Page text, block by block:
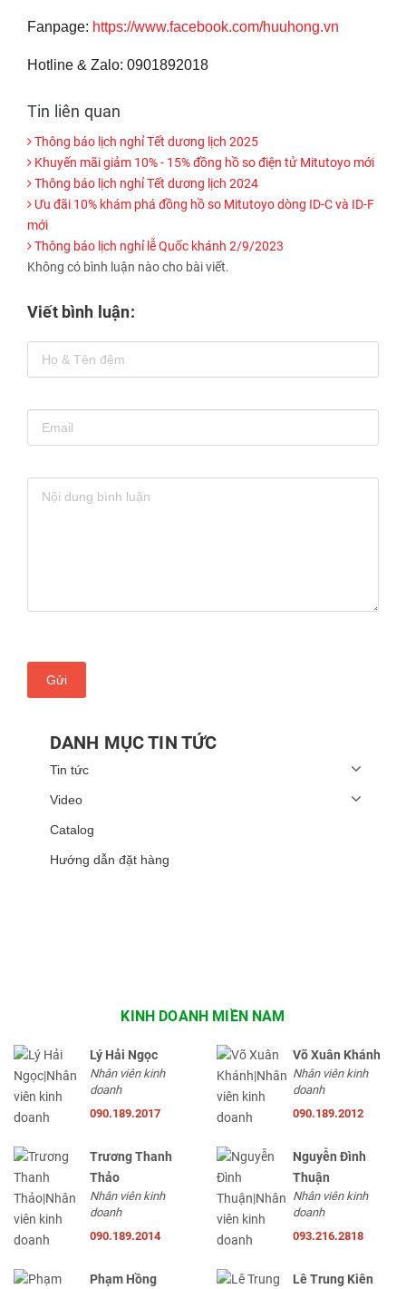
Fanpage: https://www.facebook.com/huuhong.vn
Hotline & Zalo: 0901892018
Tin liên quan
Thông báo lịch nghỉ Tết dương lịch 2025
Khuyến mãi giảm 10% - 15% đồng hồ so điện tử Mitutoyo mới
Thông báo lịch nghỉ Tết dương lịch 2024
Ưu đãi 10% khám phá đồng hồ so Mitutoyo dòng ID-C và ID-F
mới
Thông báo lịch nghỉ lễ Quốc khánh 2/9/2023
Không có bình luận nào cho bài viết.
Viết bình luận:
Gửi
DANH MỤC TIN TỨC
Tin tức
Video
Catalog
Hướng dẫn đặt hàng
KINH DOANH MIỀN NAM
Lý Hải Ngọc
Nhân viên kinh
doanh
090.189.2017
Võ Xuân Khánh
Nhân viên kinh
doanh
090.189.2012
Trương Thanh
Thảo
Nhân viên kinh
doanh
090.189.2014
Nguyễn Đình
Thuận
Nhân viên kinh
doanh
093.216.2818
Phạm Hồng
Lê Trung Kiên